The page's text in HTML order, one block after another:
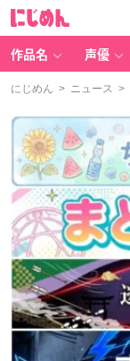
作品名 声優
にじめん > ニュース >